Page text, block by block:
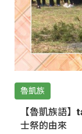
魯凱族
【魯凱族語
士祭的由來